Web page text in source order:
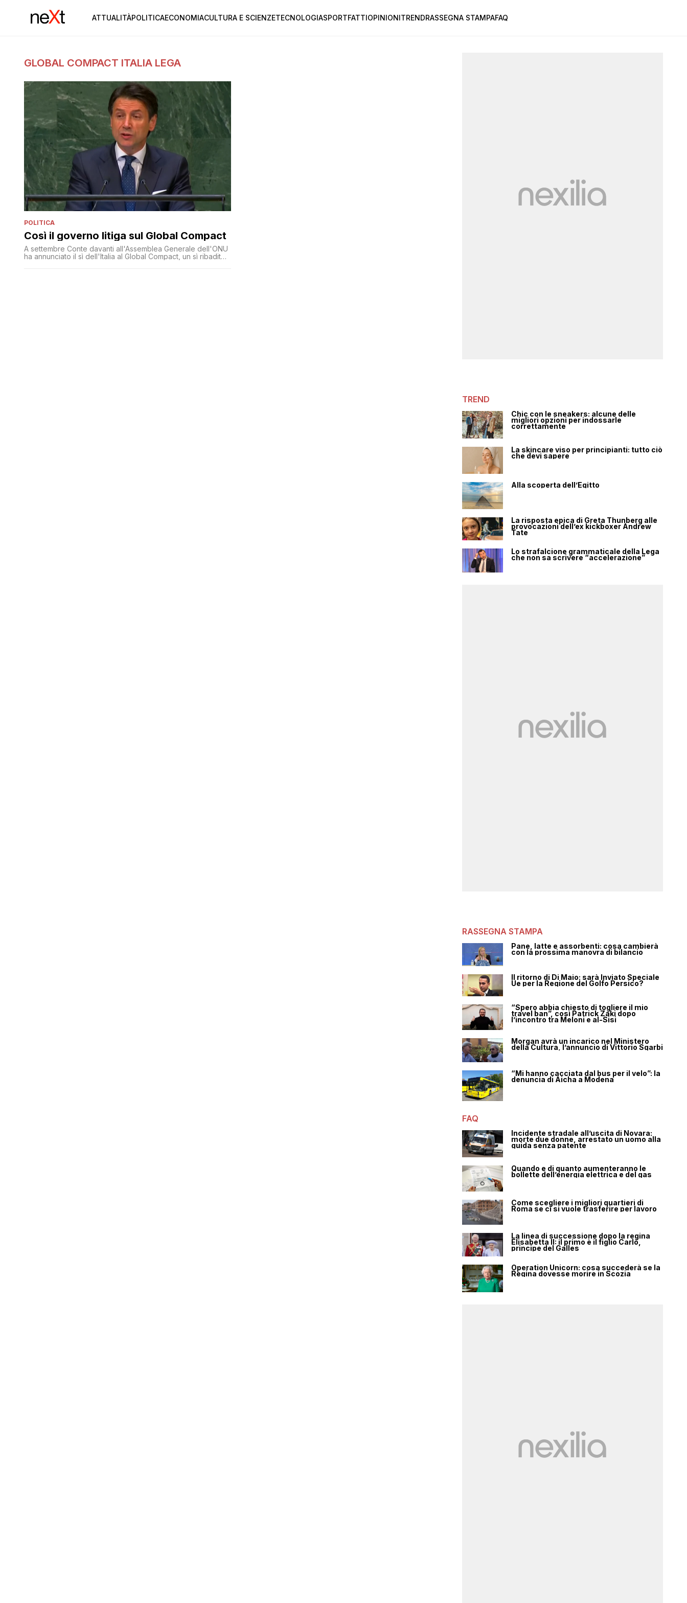
ATTUALITÀPOLITICAECONOMIACULTURA E SCIENZETECNOLOGIASPORTFATTIOPINIONITRENDRASSEGNA STAMPAFAQ
GLOBAL COMPACT ITALIA LEGA
POLITICA
Così il governo litiga sul Global Compact
A settembre Conte davanti all'Assemblea Generale dell'ONU
ha annunciato il sì dell'Italia al Global Compact, un sì ribadito
TREND
Chic con le sneakers: alcune delle
migliori opzioni per indossarle
correttamente
La skincare viso per principianti: tutto ciò
che devi sapere
Alla scoperta dell’Egitto
La risposta epica di Greta Thunberg alle
provocazioni dell’ex kickboxer Andrew
Tate
Lo strafalcione grammaticale della Lega
che non sa scrivere “accelerazione”
RASSEGNA STAMPA
Pane, latte e assorbenti: cosa cambierà
con la prossima manovra di bilancio
Il ritorno di Di Maio: sarà Inviato Speciale
Ue per la Regione del Golfo Persico?
“Spero abbia chiesto di togliere il mio
travel ban”, così Patrick Zaki dopo
l’incontro tra Meloni e al-Sisi
Morgan avrà un incarico nel Ministero
della Cultura, l’annuncio di Vittorio Sgarbi
“Mi hanno cacciata dal bus per il velo”: la
denuncia di Aicha a Modena
FAQ
Incidente stradale all’uscita di Novara:
morte due donne, arrestato un uomo alla
guida senza patente
Quando e di quanto aumenteranno le
bollette dell’energia elettrica e del gas
Come scegliere i migliori quartieri di
Roma se ci si vuole trasferire per lavoro
La linea di successione dopo la regina
Elisabetta II: il primo è il figlio Carlo,
principe del Galles
Operation Unicorn: cosa succederà se la
Regina dovesse morire in Scozia